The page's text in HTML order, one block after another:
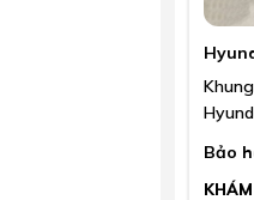
Bảo